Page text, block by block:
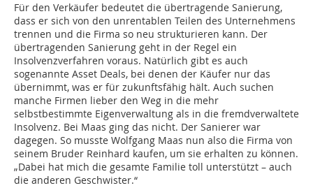
Für den Verkäufer bedeutet die übertragende Sanierung,
dass er sich von den unrentablen Teilen des Unternehmens
trennen und die Firma so neu strukturieren kann. Der
übertragenden Sanierung geht in der Regel ein
Insolvenzverfahren voraus. Natürlich gibt es auch
sogenannte Asset Deals, bei denen der Käufer nur das
übernimmt, was er für zukunftsfähig hält. Auch suchen
manche Firmen lieber den Weg in die mehr
selbstbestimmte Eigenverwaltung als in die fremdverwaltete
Insolvenz. Bei Maas ging das nicht. Der Sanierer war
dagegen. So musste Wolfgang Maas nun also die Firma von
seinem Bruder Reinhard kaufen, um sie erhalten zu können.
„Dabei hat mich die gesamte Familie toll unterstützt – auch
die anderen Geschwister.“